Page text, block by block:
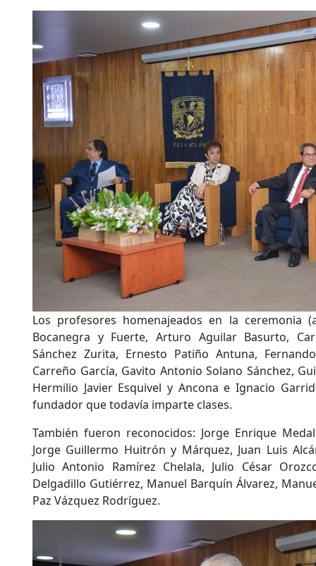
Los profesores homenajeados en la ceremonia
Bocanegra y Fuerte, Arturo Aguilar Basurto,
Sánchez Zurita, Ernesto Patiño Antuna,
Carreño García, Gavito Antonio Solano Sánchez,
Hermilio Javier Esquivel y Ancona e Ignacio
fundador que todavía imparte clases.
También fueron reconocidos: Jorge Enrique
Jorge Guillermo Huitrón y Márquez, Juan Luis
Julio Antonio Ramírez Chelala, Julio César
Delgadillo Gutiérrez, Manuel Barquín Álvarez,
Paz Vázquez Rodríguez.